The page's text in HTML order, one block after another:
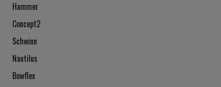
Hammer
Concept2
Schwinn
Nautilus
Bowflex